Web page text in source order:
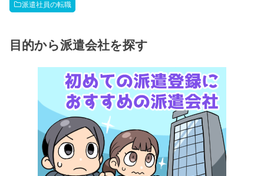
派遣社員の転職
目的から派遣会社を探す